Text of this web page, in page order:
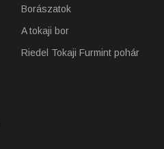
Borászatok
A tokaji bor
Riedel Tokaji Furmint pohár